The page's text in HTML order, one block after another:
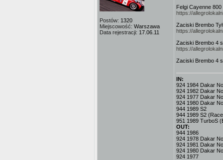
Postów: 1320
Miejscowość: Warszawa
Data rejestracji: 17.06.11
Felgi Cayenne 800
https://
Zaciski Brembo
https://
Zaciski Brembo 4
https://
Zaciski Brembo 4
IN:
924 1984 Dakar
924 1982 Dakar
924 1977 Dakar
924 1980 Dakar
944 1989 S2
944 1989 S2
951 1989 TurboS
OUT:
944 1986
924 1978 Dakar
924 1981 Dakar
924 1980 Dakar
924 1977